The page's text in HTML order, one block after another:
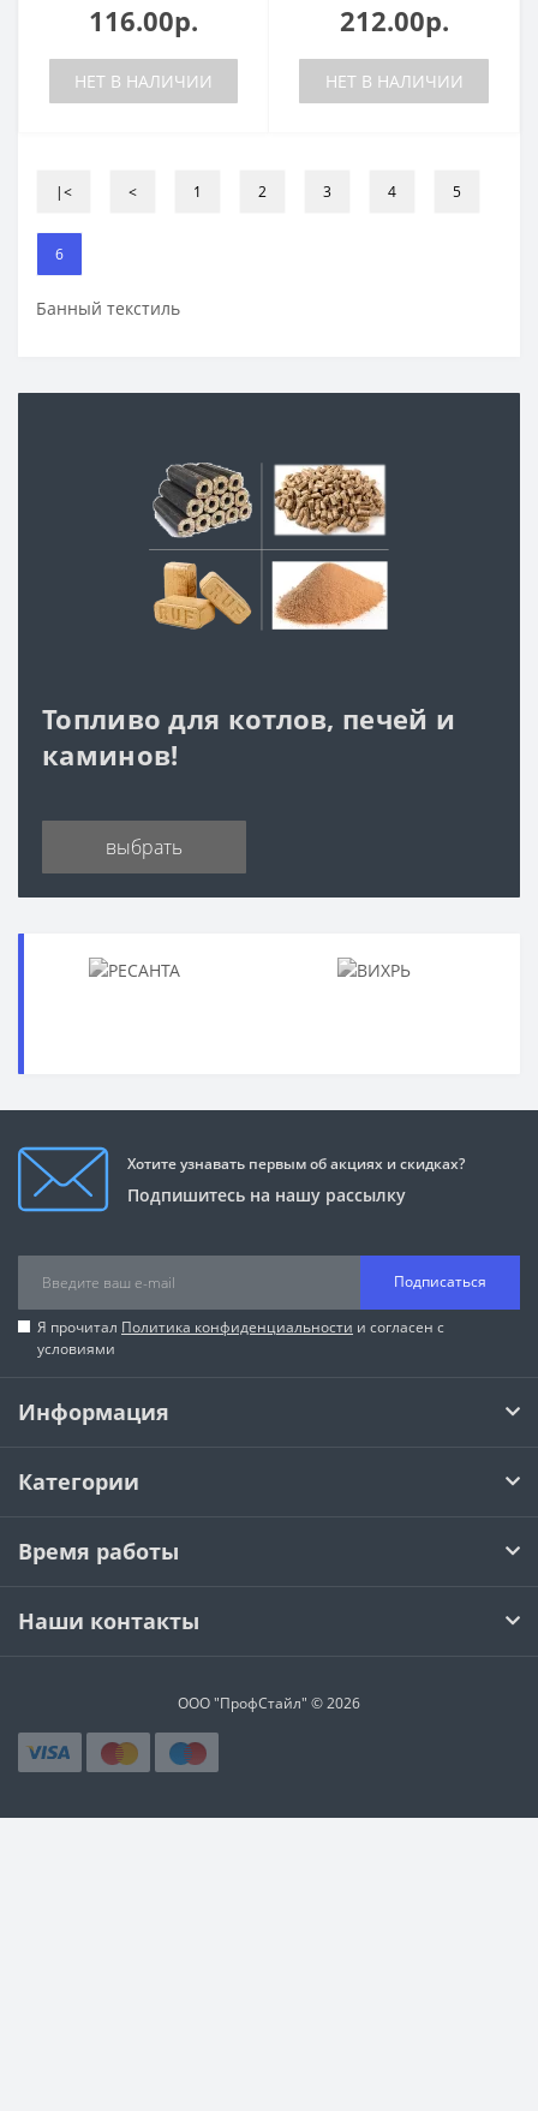
116.00р.
НЕТ В НАЛИЧИИ
212.00р.
НЕТ В НАЛИЧИИ
|< < 1 2 3 4 5
6
Банный текстиль
Топливо для котлов, печей и
каминов!
выбрать
Хотите узнавать первым об акциях и скидках?
Подпишитесь на нашу рассылку
Подписаться
Я прочитал Политика конфиденциальности и согласен с
условиями
Информация
Категории
Время работы
Наши контакты
ООО "ПрофСтайл" © 2026